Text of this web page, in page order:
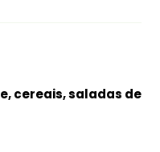
cereais, saladas de